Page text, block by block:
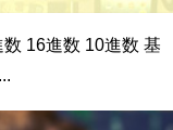
16進数 10進数 基